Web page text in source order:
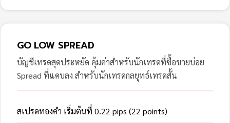
GO LOW SPREAD
บัญชีเทรดสุดประหยัด คุ้มค่าสำหรับนักเทรดที่ซื้อขายบ่อย
Spread ที่แคบลง สำหรับนักเทรดกลยุทธ์เทรดสั้น
สเปรดทองคำ เริ่มต้นที่ 0.22 pips (22 points)